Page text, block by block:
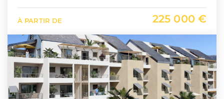
À PARTIR DE 225 000 €